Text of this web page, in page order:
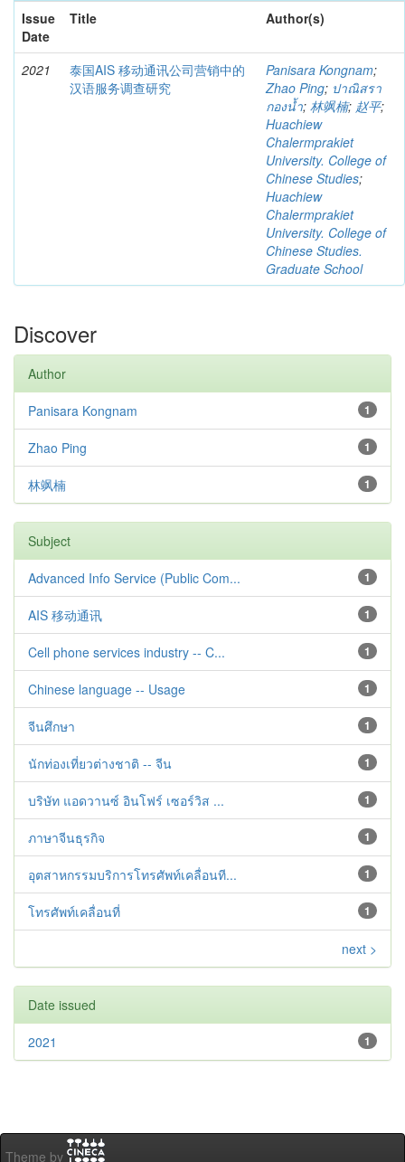
Issue
Date
Title Author(s)
2021
泰国AIS 移动通讯公司营销中的
汉语服务调查研究
Panisara Kongnam;
Zhao Ping; ปาณิสรา
กองน้ำ; 林飒楠; 赵平;
Huachiew
Chalermprakiet
University. College of
Chinese Studies;
Huachiew
Chalermprakiet
University. College of
Chinese Studies.
Graduate School
Discover
Author
1
Panisara Kongnam
1
Zhao Ping
1
林飒楠
Subject
1
Advanced Info Service (Public Com...
1
AIS 移动通讯
1
Cell phone services industry -- C...
1
Chinese language -- Usage
1
จีนศึกษา
1
นักท่องเที่ยวต่างชาติ -- จีน
1
บริษัท แอดวานซ์ อินโฟร์ เซอร์วิส ...
1
ภาษาจีนธุรกิจ
1
อุตสาหกรรมบริการโทรศัพท์เคลื่อนที...
1
โทรศัพท์เคลื่อนที่
next >
Date issued
1
2021
Theme by